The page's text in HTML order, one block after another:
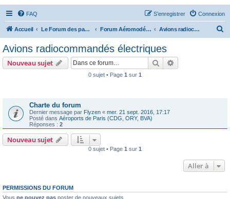
FAQ Connexion
S’enregistrer
Accueil Le Forum des passionnés d'aviation Forum Aéromodélisme Avions radiocommandés électriques
Avions radiocommandés électriques
Nouveau sujet Rechercher
0 sujet • Page 1 sur 1
Charte du forum
Dernier message par Flyzen « mer. 21 sept. 2016, 17:17
Posté dans Aéroports de Paris (CDG, ORY, BVA)
Réponses : 2
Nouveau sujet
0 sujet • Page 1 sur 1
Aller à
PERMISSIONS DU FORUM
Vous ne pouvez pas poster de nouveaux sujets